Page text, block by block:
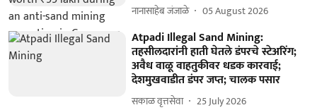
नानासाहेब जंजाळे 05 August 2026
Atpadi Illegal Sand Mining:
तहसीलदारांनी हाती घेतले डंपरचे स्टेअरिंग;
अवैध वाळू वाहतुकीवर धडक कारवाई;
देशमुखवाडीत डंपर जप्त; चालक पसार
सकाळ वृत्तसेवा 25 July 2026